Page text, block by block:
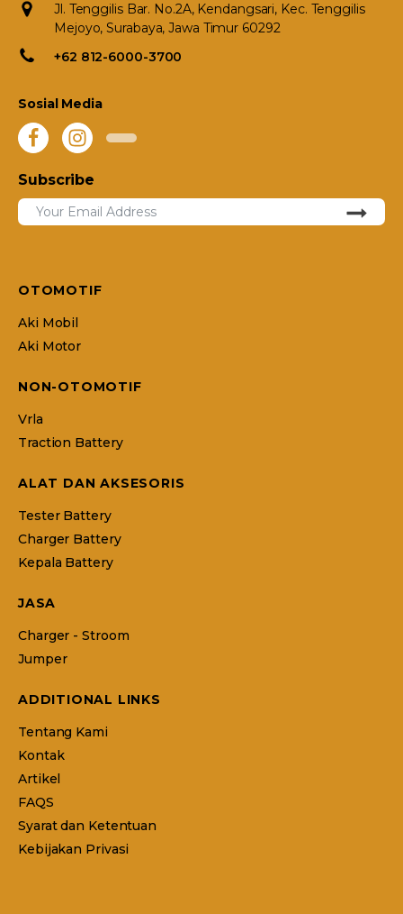
Jl. Tenggilis Bar. No.2A, Kendangsari, Kec. Tenggilis
Mejoyo, Surabaya, Jawa Timur 60292
+62 812-6000-3700
Sosial Media
Subscribe
OTOMOTIF
Aki Mobil
Aki Motor
NON-OTOMOTIF
Vrla
Traction Battery
ALAT DAN AKSESORIS
Tester Battery
Charger Battery
Kepala Battery
JASA
Charger - Stroom
Jumper
ADDITIONAL LINKS
Tentang Kami
Kontak
Artikel
FAQS
Syarat dan Ketentuan
Kebijakan Privasi